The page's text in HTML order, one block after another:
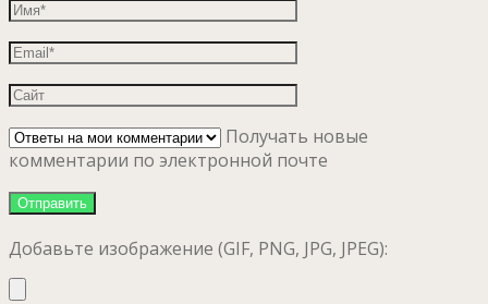
Получать новые
комментарии по электронной почте
Добавьте изображение (GIF, PNG, JPG, JPEG):